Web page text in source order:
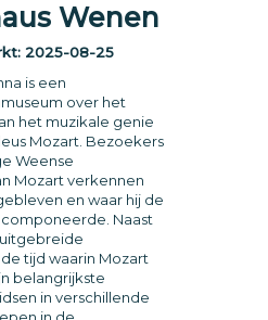
Wenen
2025-08-25
is een
over het
het muzikale genie
Mozart. Bezoekers
Weense
Mozart verkennen
en waar hij de
Naast
tijd waarin Mozart
belangrijkste
in verschillende